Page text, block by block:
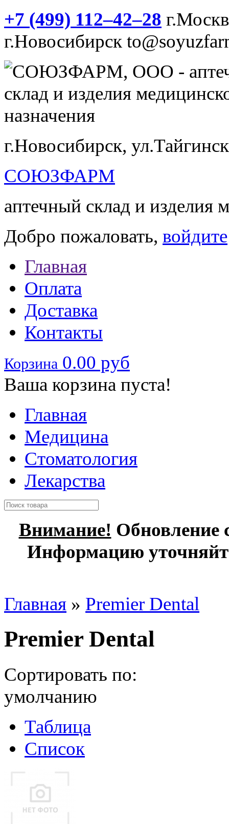
+7 (499) 112‒42‒28
г.Новосибирск
г.Новосибирск,
СОЮЗФАРМ
аптечный склад и изделия
Добро пожаловать, войдите
Главная
Оплата
Доставка
Контакты
Корзина 0.00 руб
Ваша корзина пуста!
Главная
Медицина
Стоматология
Лекарства
Внимание! Обновление
Информацию
Главная » Premier Dental
Premier Dental
Сортировать по:
умолчанию
Таблица
Список